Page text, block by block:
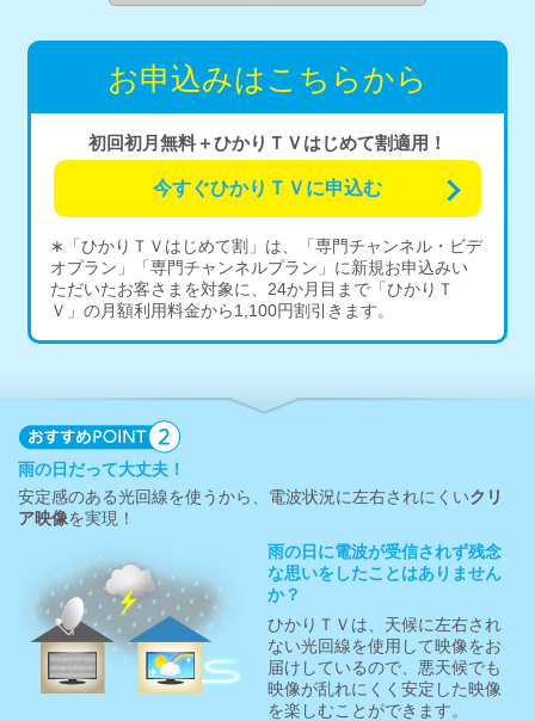
お申込みはこちらから
初回初月無料＋ひかりＴＶはじめて割適用！
今すぐひかりＴＶに申込む
∗「ひかりＴＶはじめて割」は、「専門チャンネル・ビデ
オプラン」「専門チャンネルプラン」に新規お申込みい
ただいたお客さまを対象に、24か月目まで「ひかりＴ
Ｖ」の月額利用料金から1,100円割引きます。
雨の日だって大丈夫！
安定感のある光回線を使うから、電波状況に左右されにくいクリ
ア映像を実現！
雨の日に電波が受信されず残念
な思いをしたことはありません
か？
ひかりＴＶは、天候に左右され
ない光回線を使用して映像をお
届けしているので、悪天候でも
映像が乱れにくく安定した映像
を楽しむことができます。